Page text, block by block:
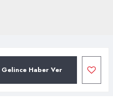
Gelince Haber Ver